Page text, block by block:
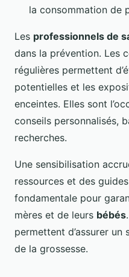
la consommation de
Les professionnels de
dans la prévention. Les
régulières permettent
potentielles et les
enceintes. Elles sont
conseils personnalisés,
recherches.
Une sensibilisation
ressources et des
fondamentale pour
mères et de leurs bébés
permettent d’assurer
de la grossesse.